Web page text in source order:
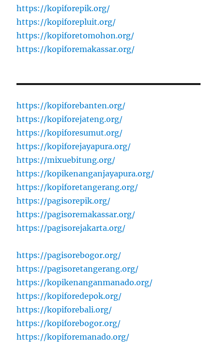
https://kopiforepik.org/
https://kopiforepluit.org/
https://kopiforetomohon.org/
https://kopiforemakassar.org/
https://kopiforebanten.org/
https://kopiforejateng.org/
https://kopiforesumut.org/
https://kopiforejayapura.org/
https://mixuebitung.org/
https://kopikenanganjayapura.org/
https://kopiforetangerang.org/
https://pagisorepik.org/
https://pagisoremakassar.org/
https://pagisorejakarta.org/
https://pagisorebogor.org/
https://pagisoretangerang.org/
https://kopikenanganmanado.org/
https://kopiforedepok.org/
https://kopiforebali.org/
https://kopiforebogor.org/
https://kopiforemanado.org/